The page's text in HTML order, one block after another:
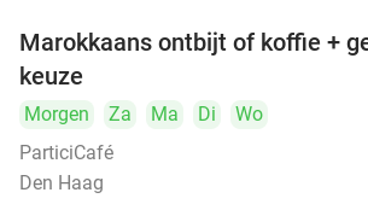
Marokkaans ontbijt of koffie +
keuze
Morgen Za Ma Di
Wo
ParticiCafé
Den Haag